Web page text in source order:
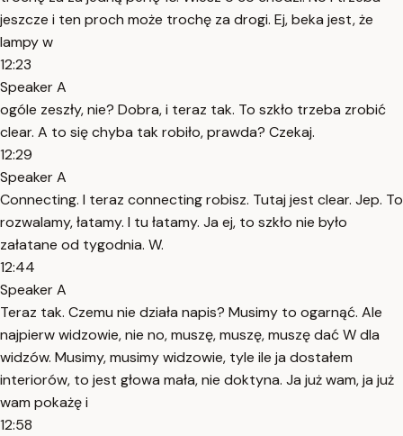
jeszcze i ten proch może trochę za drogi. Ej, beka jest, że
lampy w
12:23
Speaker A
ogóle zeszły, nie? Dobra, i teraz tak. To szkło trzeba zrobić
clear. A to się chyba tak robiło, prawda? Czekaj.
12:29
Speaker A
Connecting. I teraz connecting robisz. Tutaj jest clear. Jep. To
rozwalamy, łatamy. I tu łatamy. Ja ej, to szkło nie było
załatane od tygodnia. W.
12:44
Speaker A
Teraz tak. Czemu nie działa napis? Musimy to ogarnąć. Ale
najpierw widzowie, nie no, muszę, muszę, muszę dać W dla
widzów. Musimy, musimy widzowie, tyle ile ja dostałem
interiorów, to jest głowa mała, nie doktyna. Ja już wam, ja już
wam pokażę i
12:58